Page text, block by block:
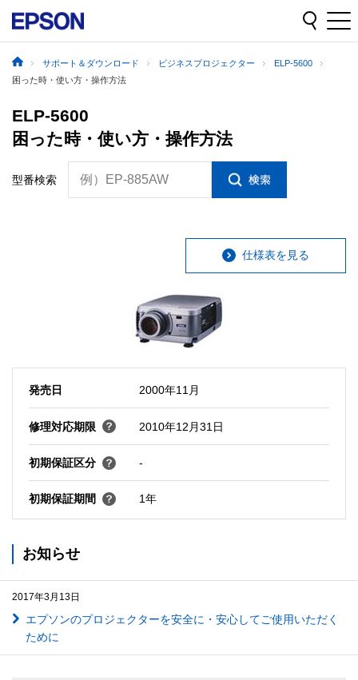
サポート＆ダウンロード ビジネスプロジェクター
ELP-5600
困った時・使い方・操作方法
ELP-5600
困った時・使い方・操作方法
型番検索 例）EP-885AW
仕様表を見る
発売日 2000年11月
修理対応期限 2010年12月31日
初期保証区分 -
初期保証期間 1年
お知らせ
2017年3月13日
エプソンのプロジェクターを安全に・安心してご使用いただく
ために